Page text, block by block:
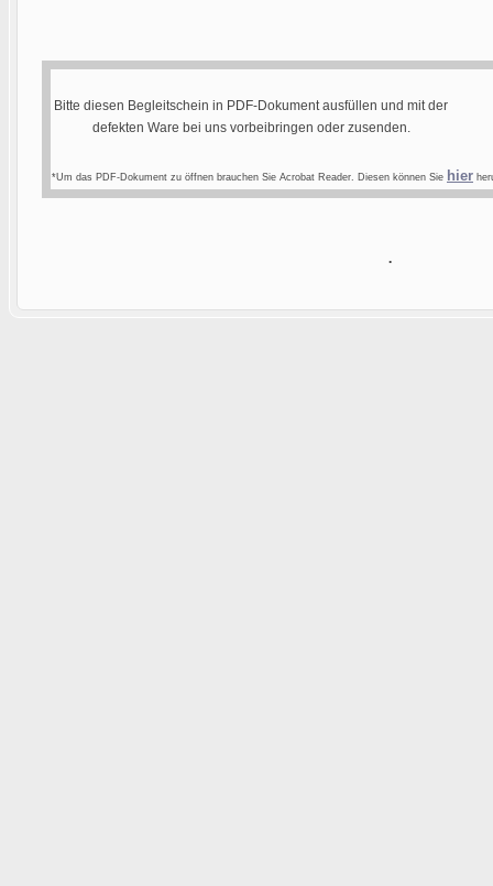
Bitte diesen Begleitschein in PDF-Dokument ausfüllen und mit der
defekten Ware bei uns vorbeibringen oder zusenden.
*Um das PDF-Dokument zu öffnen brauchen Sie Acrobat Reader. Diesen können Sie hier
.